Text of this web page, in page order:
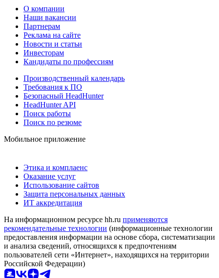
О компании
Наши вакансии
Партнерам
Реклама на сайте
Новости и статьи
Инвесторам
Кандидаты по профессиям
Производственный календарь
Требования к ПО
Безопасный HeadHunter
HeadHunter API
Поиск работы
Поиск по резюме
Мобильное приложение
Этика и комплаенс
Оказание услуг
Использование сайтов
Защита персональных данных
ИТ аккредитация
На информационном ресурсе hh.ru применяются
рекомендательные технологии (информационные технологии
предоставления информации на основе сбора, систематизации
и анализа сведений, относящихся к предпочтениям
пользователей сети «Интернет», находящихся на территории
Российской Федерации)